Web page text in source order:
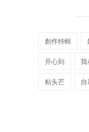
創作特輯
开心到 我
粘头芒